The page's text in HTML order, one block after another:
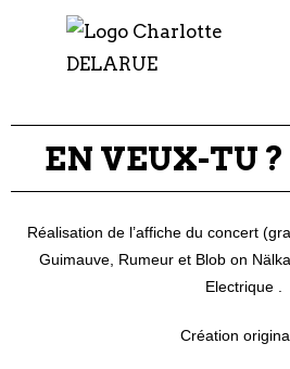
EN VEUX-TU
Réalisation de l’affiche du concert
Guimauve, Rumeur et Blob on
Electrique.
Création